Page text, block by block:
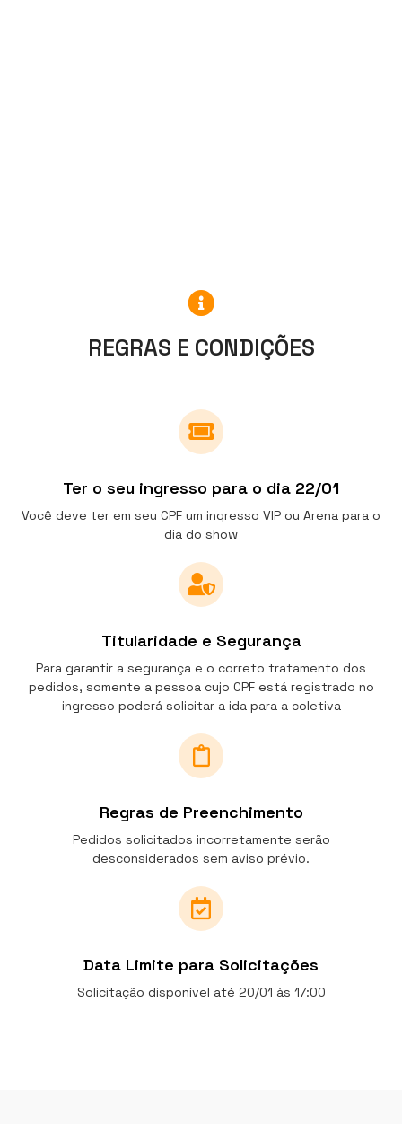
REGRAS E CONDIÇÕES
Ter o seu ingresso para o dia 22/01
Você deve ter em seu CPF um ingresso VIP ou Arena para o
dia do show
Titularidade e Segurança
Para garantir a segurança e o correto tratamento dos
pedidos, somente a pessoa cujo CPF está registrado no
ingresso poderá solicitar a ida para a coletiva
Regras de Preenchimento
Pedidos solicitados incorretamente serão
desconsiderados sem aviso prévio.
Data Limite para Solicitações
Solicitação disponível até 20/01 às 17:00